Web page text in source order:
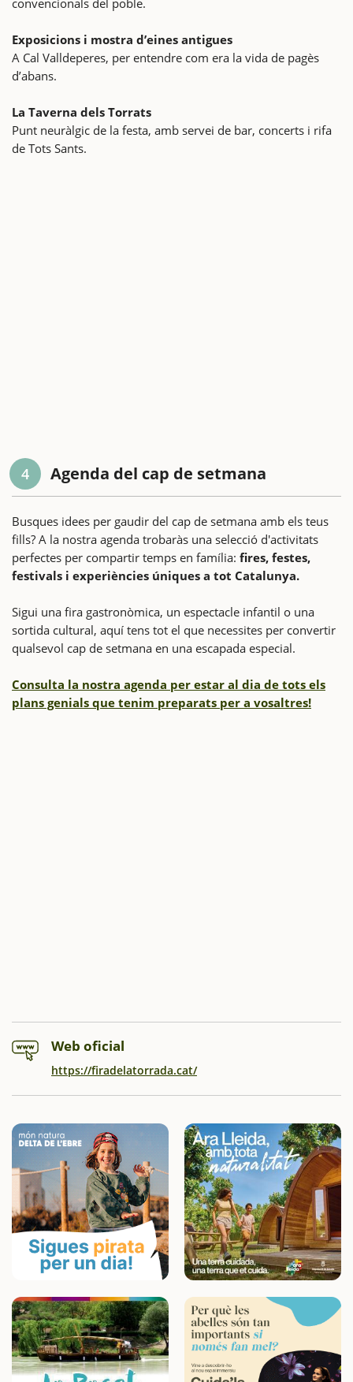
Exposicions i mostra d’eines antigues
A Cal Valldeperes, per entendre com era la vida de pagès
d’abans.
La Taverna dels Torrats
Punt neuràlgic de la festa, amb servei de bar, concerts i rifa
de Tots Sants.
4 Agenda del cap de setmana
Busques idees per gaudir del cap de setmana amb els teus
fills? A la nostra agenda trobaràs una selecció d'activitats
perfectes per compartir temps en família: fires, festes,
festivals i experiències úniques a tot Catalunya.
Sigui una fira gastronòmica, un espectacle infantil o una
sortida cultural, aquí tens tot el que necessites per convertir
qualsevol cap de setmana en una escapada especial.
Consulta la nostra agenda per estar al dia de tots els
plans genials que tenim preparats per a vosaltres!
Web oficial
https://firadelatorrada.cat/